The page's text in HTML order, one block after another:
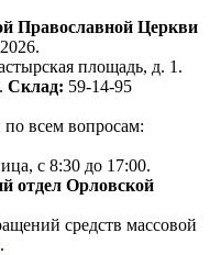
Православной Церкви
площадь, д. 1.
Склад: 59-14-95
всем вопросам:
с 8:30 до 17:00.
отдел Орловской
средств массовой
.